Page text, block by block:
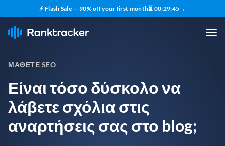
⚡ Flash Sale — 90% off your first month⏳ 00:29:44→
ΜΆΘΕΤΕ SEO
Είναι τόσο δύσκολο να
λάβετε σχόλια στις
αναρτήσεις σας στο blog;